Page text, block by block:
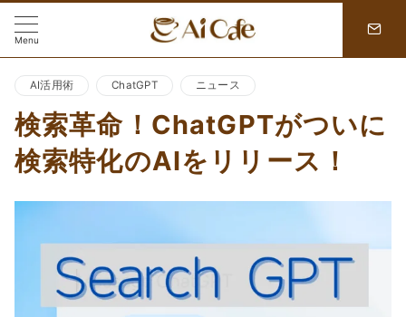
Menu
AI活用術 ChatGPT ニュース
検索革命！ChatGPTがついに
検索特化のAIをリリース！